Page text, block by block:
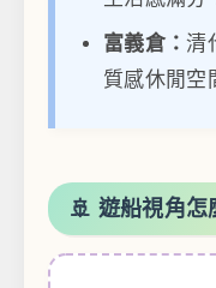
富義倉：清
質感休閒空
🚢 遊船視角怎